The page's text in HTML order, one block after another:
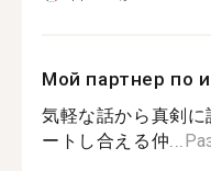
Мой партнер по
気軽な話から真剣
ートし合える仲...